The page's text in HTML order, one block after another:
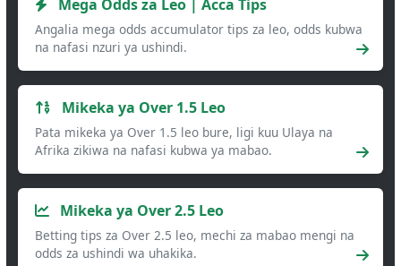
Mega Odds za Leo | Acca Tips
Angalia mega odds accumulator tips za leo, odds kubwa
na nafasi nzuri ya ushindi.
Mikeka ya Over 1.5 Leo
Pata mikeka ya Over 1.5 leo bure, ligi kuu Ulaya na
Afrika zikiwa na nafasi kubwa ya mabao.
Mikeka ya Over 2.5 Leo
Betting tips za Over 2.5 leo, mechi za mabao mengi na
odds za ushindi wa uhakika.